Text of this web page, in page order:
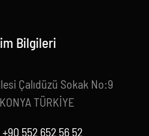
Bilgileri
Çalıdüzü Sokak No:9
TÜRKİYE
552 652 56 52